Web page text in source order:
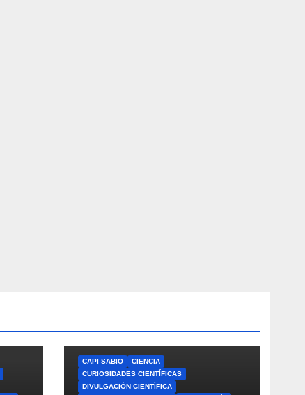
CAPI SABIO
CIENCIA
CURIOSIDADES CIENTÍFICAS
DIVULGACIÓN CIENTÍFICA